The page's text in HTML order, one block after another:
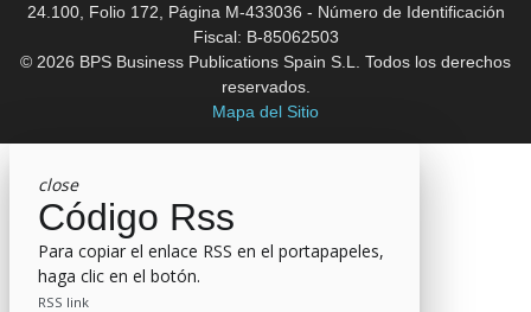
24.100, Folio 172, Página M-433036 - Número de Identificación
Fiscal: B-85062503
© 2026 BPS Business Publications Spain S.L. Todos los derechos
reservados.
Mapa del Sitio
close
Código Rss
Para copiar el enlace RSS en el portapapeles,
haga clic en el botón.
RSS link